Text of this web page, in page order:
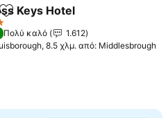
Προσθήκη στα αγαπημένα
Keys Hotel
Πολύ καλό
1.612
8.5 χλμ. από: Middlesbrough